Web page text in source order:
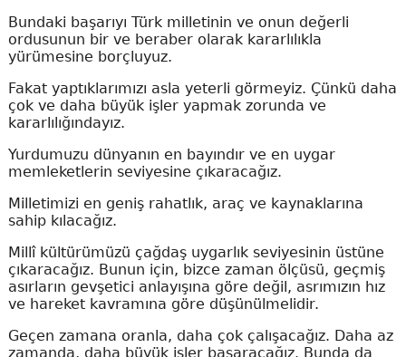
Bundaki başarıyı Türk milletinin ve onun değerli
ordusunun bir ve beraber olarak kararlılıkla
yürümesine borçluyuz.
Fakat yaptıklarımızı asla yeterli görmeyiz. Çünkü daha
çok ve daha büyük işler yapmak zorunda ve
kararlılığındayız.
Yurdumuzu dünyanın en bayındır ve en uygar
memleketlerin seviyesine çıkaracağız.
Milletimizi en geniş rahatlık, araç ve kaynaklarına
sahip kılacağız.
Millî kültürümüzü çağdaş uygarlık seviyesinin üstüne
çıkaracağız. Bunun için, bizce zaman ölçüsü, geçmiş
asırların gevşetici anlayışına göre değil, asrımızın hız
ve hareket kavramına göre düşünülmelidir.
Geçen zamana oranla, daha çok çalışacağız. Daha az
zamanda, daha büyük işler başaracağız. Bunda da